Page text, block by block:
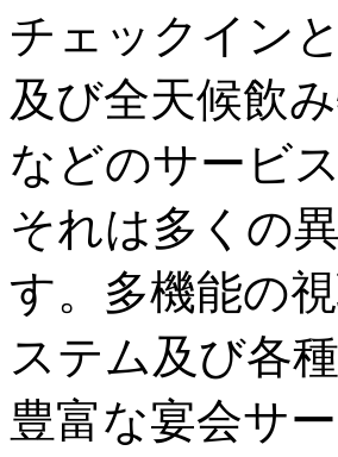
チェックイン
及び全天候飲
などのサービ
それは多くの
す。多機能の
ステム及び各
豊富な宴会サ